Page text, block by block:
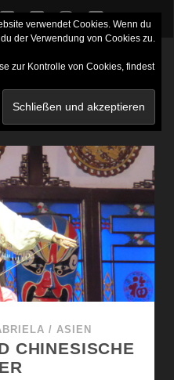
twitterfacebookinstagram
youtube
/ ASIEN
CHINESISCHE
verwendet Cookies. Wenn du
der Verwendung von Cookies zu.
zur Kontrolle von Cookies, findest